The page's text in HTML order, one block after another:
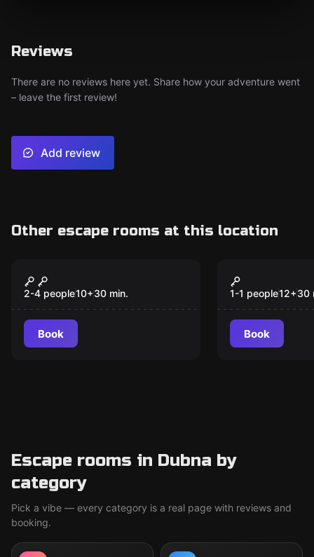
Reviews
There are no reviews here yet. Share how your adventure went
– leave the first review!
Add review
Other escape rooms at this location
Minecraft
2-4 people10+30 min.
Book
Superhot
1-1 people12+30
Book
Escape rooms in Dubna by
category
Pick a vibe — every category is a real page with reviews and
booking.